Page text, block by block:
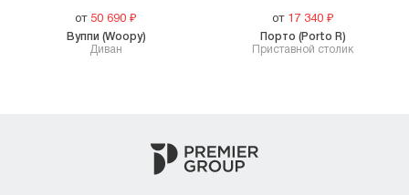
от 50 690 ₽
Диван
Вуппи (Woopy)
от 17 340₽
Приставной столик
Порто (Porto R)